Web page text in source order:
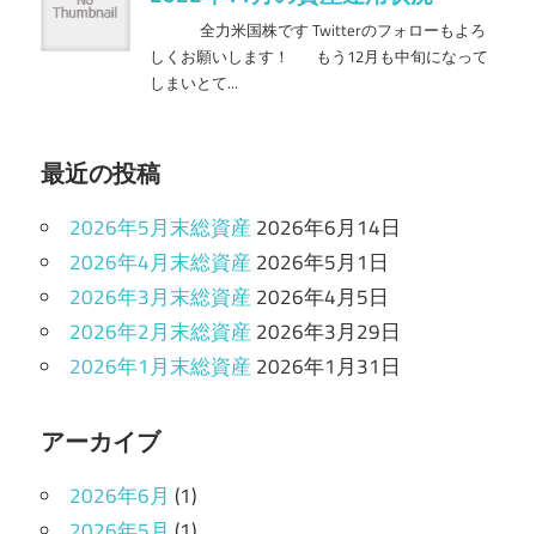
最近の投稿
2026年5月末総資産2026年6月14日
2026年4月末総資産2026年5月1日
2026年3月末総資産2026年4月5日
2026年2月末総資産2026年3月29日
2026年1月末総資産2026年1月31日
アーカイブ
2026年6月 (1)